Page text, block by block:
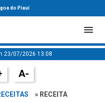
do Piauí
23/07/2026 13:08
A-
» RECEITA